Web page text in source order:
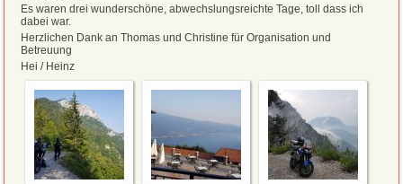
Es waren drei wunderschöne, abwechslungsreichte Tage, toll dass ich
dabei war.
Herzlichen Dank an Thomas und Christine für Organisation und
Betreuung
Hei / Heinz